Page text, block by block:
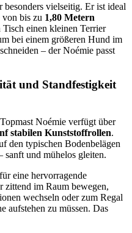
vielseitig. Er ist ideal
bis zu 1,80 Metern
einen kleinen Terrier
bei einem größeren Hund im
– der Noémie passt
und Standfestigkeit
Noémie verfügt über
stabilen Kunststoffrollen.
den typischen Bodenbelägen
und mühelos gleiten.
eine hervorragende
zittend im Raum bewegen,
wechseln oder zum Regal
aufstehen zu müssen. Das